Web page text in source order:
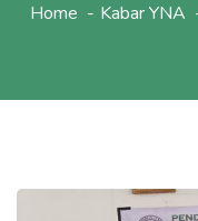
Home Kabar YNA